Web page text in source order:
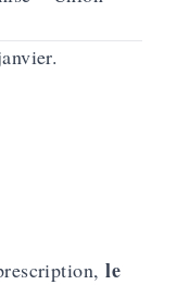
le